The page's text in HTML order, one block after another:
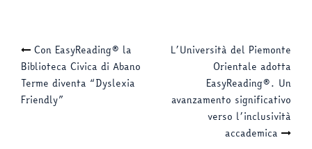
Navigazione
articolo
Con EasyReading® la
Biblioteca Civica di Abano
Terme diventa “Dyslexia
Friendly”
L’Università del Piemonte
Orientale adotta
EasyReading®. Un
avanzamento significativo
verso l’inclusività
accademica